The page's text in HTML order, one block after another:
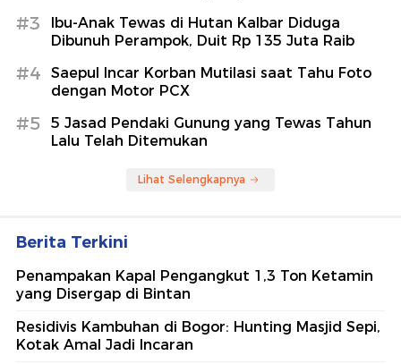
#3
Ibu-Anak Tewas di Hutan Kalbar Diduga
Dibunuh Perampok, Duit Rp 135 Juta Raib
#4
Saepul Incar Korban Mutilasi saat Tahu Foto
dengan Motor PCX
#5
5 Jasad Pendaki Gunung yang Tewas Tahun
Lalu Telah Ditemukan
Lihat Selengkapnya
Berita Terkini
Penampakan Kapal Pengangkut 1,3 Ton Ketamin
yang Disergap di Bintan
Residivis Kambuhan di Bogor: Hunting Masjid Sepi,
Kotak Amal Jadi Incaran